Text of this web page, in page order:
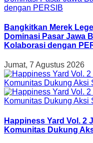
Bangkitkan Merek
Dominasi Pasar Jawa
Kolaborasi dengan
Jumat, 7 Agustus 2026
Happiness Yard Vol. 2
Komunitas Dukung